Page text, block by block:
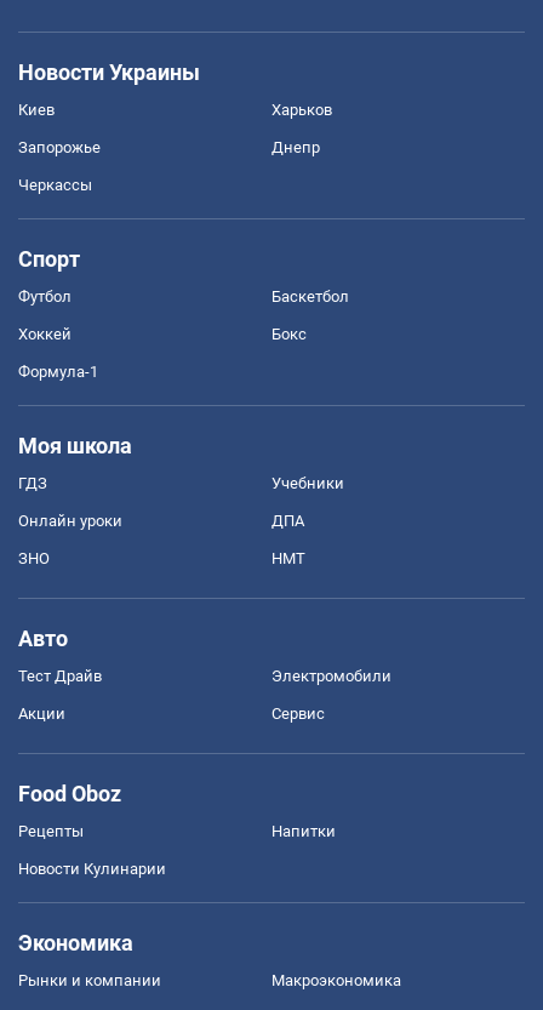
Новости Украины
Киев Харьков
Запорожье Днепр
Черкассы
Спорт
Футбол Баскетбол
Хоккей Бокс
Формула-1
Моя школа
ГДЗ Учебники
Онлайн уроки ДПА
ЗНО НМТ
Авто
Тест Драйв Электромобили
Акции Сервис
Food Oboz
Рецепты Напитки
Новости Кулинарии
Экономика
Рынки и компании Mакроэкономика